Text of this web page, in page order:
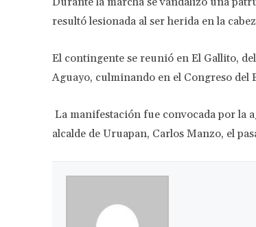
resultó lesionada al ser herida en la
El contingente se reunió en El Gallito,
Aguayo, culminando en el Congreso del
La manifestación fue convocada por la
alcalde de Uruapan, Carlos Manzo, el